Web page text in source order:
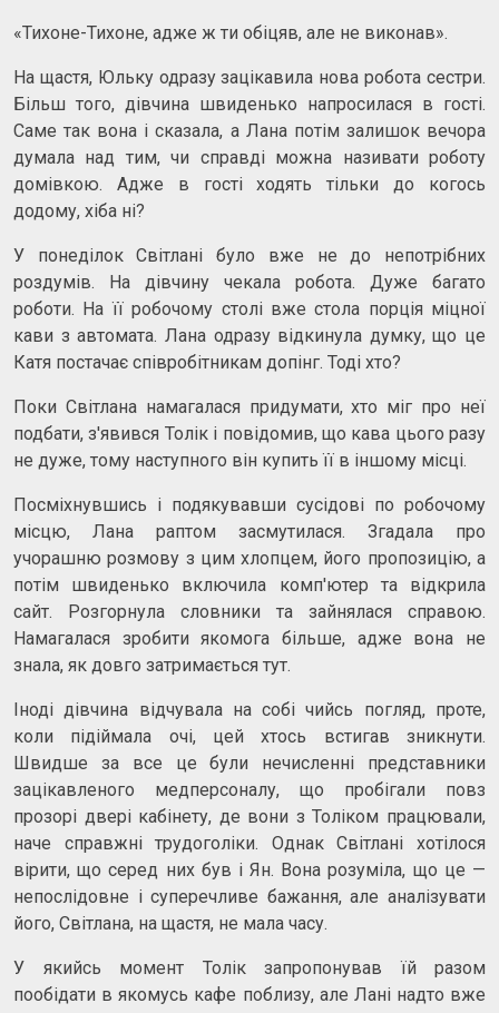
«Тихоне-Тихоне, адже ж ти обіцяв, але не виконав».
На щастя, Юльку одразу зацікавила нова робота сестри.
Більш того, дівчина швиденько напросилася в гості.
Саме так вона і сказала, а Лана потім залишок вечора
думала над тим, чи справді можна називати роботу
домівкою. Адже в гості ходять тільки до когось
додому, хіба ні?
У понеділок Світлані було вже не до непотрібних
роздумів. На дівчину чекала робота. Дуже багато
роботи. На її робочому столі вже стола порція міцної
кави з автомата. Лана одразу відкинула думку, що це
Катя постачає співробітникам допінг. Тоді хто?
Поки Світлана намагалася придумати, хто міг про неї
подбати, з'явився Толік і повідомив, що кава цього разу
не дуже, тому наступного він купить її в іншому місці.
Посміхнувшись і подякувавши сусідові по робочому
місцю, Лана раптом засмутилася. Згадала про
учорашню розмову з цим хлопцем, його пропозицію, а
потім швиденько включила комп'ютер та відкрила
сайт. Розгорнула словники та зайнялася справою.
Намагалася зробити якомога більше, адже вона не
знала, як довго затримається тут.
Іноді дівчина відчувала на собі чийсь погляд, проте,
коли підіймала очі, цей хтось встигав зникнути.
Швидше за все це були нечисленні представники
зацікавленого медперсоналу, що пробігали повз
прозорі двері кабінету, де вони з Толіком працювали,
наче справжні трудоголіки. Однак Світлані хотілося
вірити, що серед них був і Ян. Вона розуміла, що це —
непослідовне і суперечливе бажання, але аналізувати
його, Світлана, на щастя, не мала часу.
У якийсь момент Толік запропонував їй разом
пообідати в якомусь кафе поблизу, але Лані надто вже